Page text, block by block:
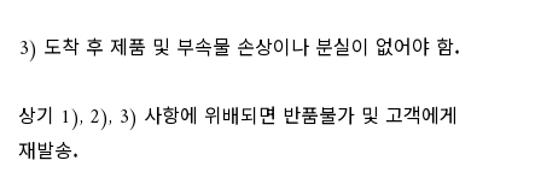
3) 도착 후 제품 및 부속물 손상이나 분실이 없어야 함.
상기 1), 2), 3) 사항에 위배되면 반품불가 및 고객에게
재발송.